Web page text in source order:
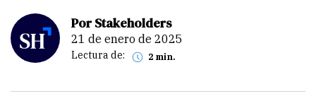
Por Stakeholders
21 de enero de 2025
Lectura de: 2 min.